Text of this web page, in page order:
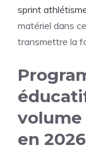
sprint
matériel dans
transmettre la
volume
en 2026